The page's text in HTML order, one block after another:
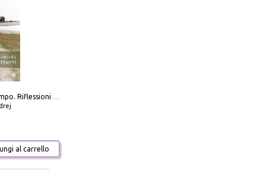
Scolpire il tempo. Riflessioni sul cinema.
al carrello